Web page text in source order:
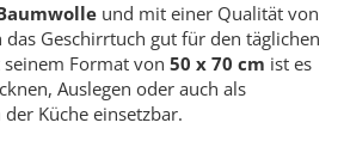
und mit einer Qualität von
das Geschirrtuch gut für den täglichen
Format von 50 x 70 cm ist es
Auslegen oder auch als
Küche einsetzbar.